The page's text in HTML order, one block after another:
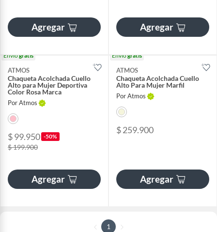
Agregar Agregar
Envíogratis
ATMOS
Chaqueta Acolchada Cuello
Alto para Mujer Deportiva
Color Rosa Marca
Por Atmos
$ 99.950 -50%
$ 199.900
Agregar
Envíogratis
ATMOS
Chaqueta Acolchada Cuello
Alto Para Mujer Marfil
Por Atmos
$ 259.900
Agregar
1